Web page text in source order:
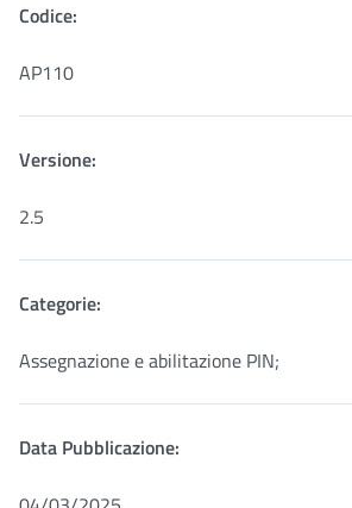
Codice:
AP110
Versione:
2.5
Categorie:
Assegnazione e abilitazione PIN;
Data Pubblicazione: